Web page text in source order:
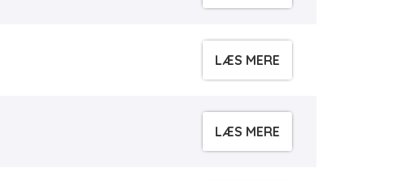
LÆS MERE
LÆS MERE